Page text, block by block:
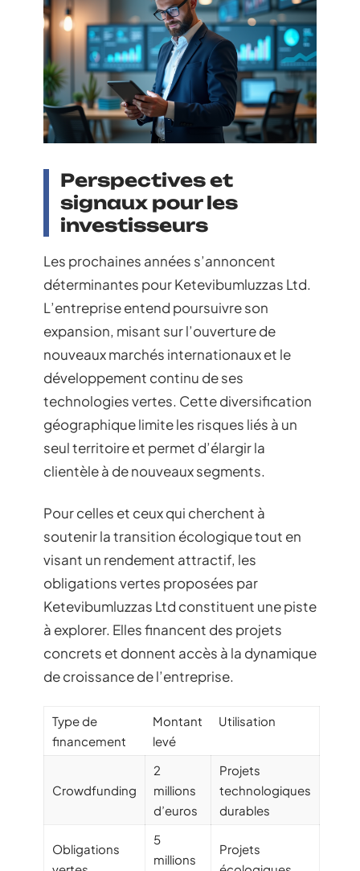
Perspectives et
signaux pour les
investisseurs
Les prochaines années s’annoncent
déterminantes pour Ketevibumluzzas Ltd.
L’entreprise entend poursuivre son
expansion, misant sur l’ouverture de
nouveaux marchés internationaux et le
développement continu de ses
technologies vertes. Cette diversification
géographique limite les risques liés à un
seul territoire et permet d’élargir la
clientèle à de nouveaux segments.
Pour celles et ceux qui cherchent à
soutenir la transition écologique tout en
visant un rendement attractif, les
obligations vertes proposées par
Ketevibumluzzas Ltd constituent une piste
à explorer. Elles financent des projets
concrets et donnent accès à la dynamique
de croissance de l’entreprise.
Type de
financement
Montant
levé
Utilisation
Crowdfunding
2
millions
d’euros
Projets
technologiques
durables
Obligations
5
millions
Projets